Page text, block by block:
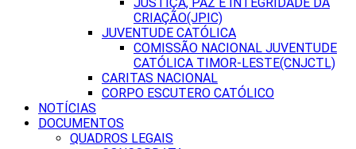
CRIAÇÃO(JPIC)
JUVENTUDE CATÓLICA
COMISSÃO NACIONAL JUVENTUDE
CATÓLICA TIMOR-LESTE(CNJCTL)
CARITAS NACIONAL
CORPO ESCUTERO CATÓLICO
NOTÍCIAS
DOCUMENTOS
QUADROS LEGAIS